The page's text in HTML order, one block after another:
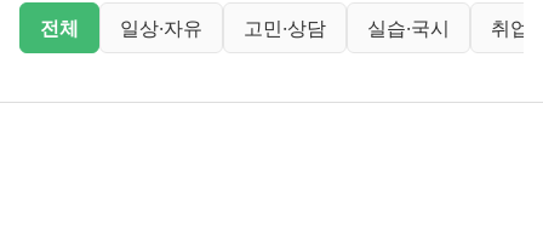
OT이야기 분류 목록
전체 일상·자유 고민·상담 실습·국시 취업·